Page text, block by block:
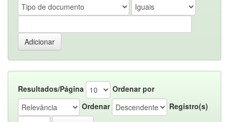
Resultados/Página
Ordenar por
Ordenar
Registro(s)